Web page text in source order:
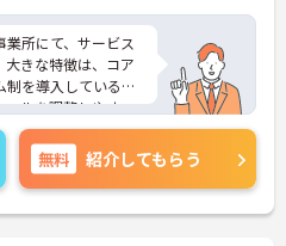
所にて、サービス
きな特徴は、コア
制を導入している点
ールを調整しやす
に働くことができま
アップが実現して
共済会制度（医療費
を支える福利厚生が
験があればサ責未経
無料 紹介してもらう